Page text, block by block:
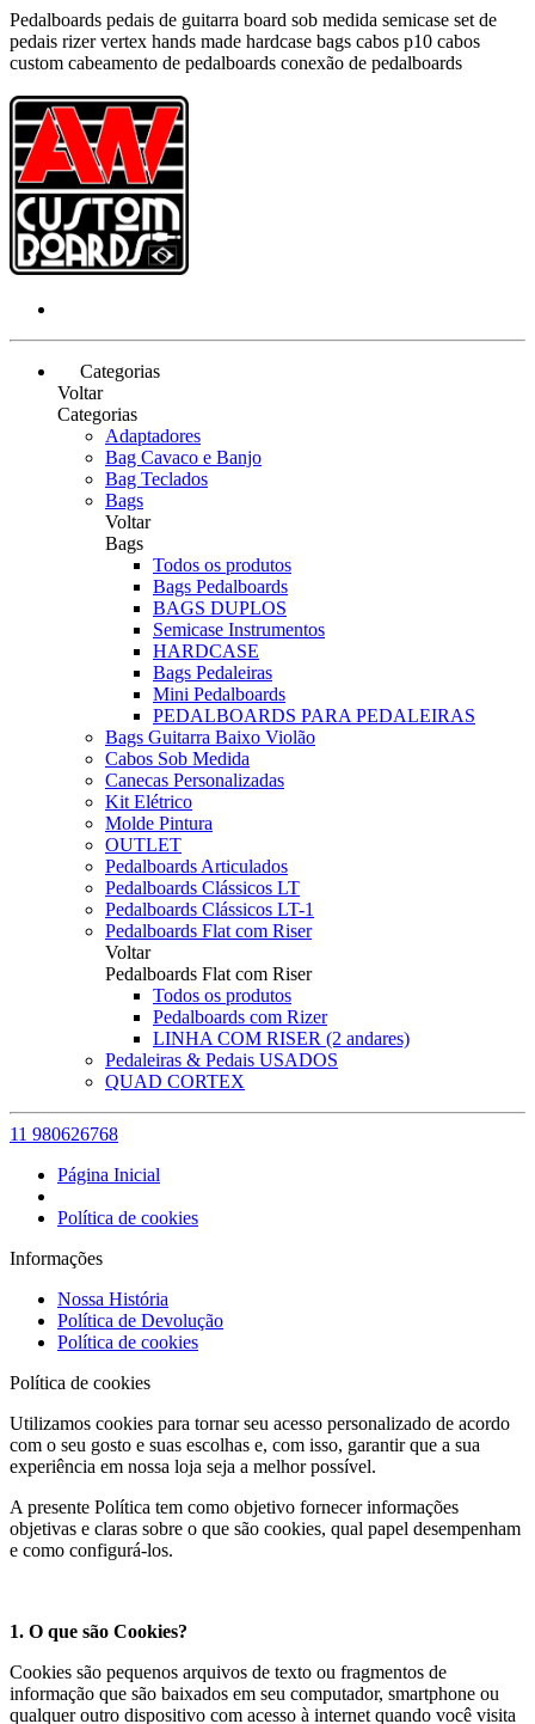
Pedalboards pedais de guitarra board sob medida semicase set de
pedais rizer vertex hands made hardcase bags cabos p10 cabos
custom cabeamento de pedalboards conexão de pedalboards
Categorias
Voltar
Categorias
Adaptadores
Bag Cavaco e Banjo
Bag Teclados
Bags
Voltar
Bags
Todos os produtos
Bags Pedalboards
BAGS DUPLOS
Semicase Instrumentos
HARDCASE
Bags Pedaleiras
Mini Pedalboards
PEDALBOARDS PARA PEDALEIRAS
Bags Guitarra Baixo Violão
Cabos Sob Medida
Canecas Personalizadas
Kit Elétrico
Molde Pintura
OUTLET
Pedalboards Articulados
Pedalboards Clássicos LT
Pedalboards Clássicos LT-1
Pedalboards Flat com Riser
Voltar
Pedalboards Flat com Riser
Todos os produtos
Pedalboards com Rizer
LINHA COM RISER (2 andares)
Pedaleiras & Pedais USADOS
QUAD CORTEX
11 980626768
Página Inicial
Política de cookies
Informações
Nossa História
Política de Devolução
Política de cookies
Política de cookies
Utilizamos cookies para tornar seu acesso personalizado de acordo
com o seu gosto e suas escolhas e, com isso, garantir que a sua
experiência em nossa loja seja a melhor possível.
A presente Política tem como objetivo fornecer informações
objetivas e claras sobre o que são cookies, qual papel desempenham
e como configurá-los.
1. O que são Cookies?
Cookies são pequenos arquivos de texto ou fragmentos de
informação que são baixados em seu computador, smartphone ou
qualquer outro dispositivo com acesso à internet quando você visita